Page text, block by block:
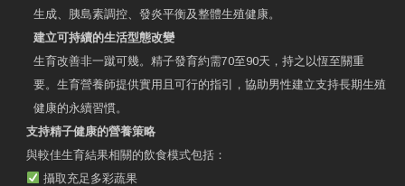
生成、胰島素調控、發炎平衡及整體生殖健康。
建立可持續的生活型態改變
生育改善非一蹴可幾。精子發育約需70至90天，持之以恆至關重
要。生育營養師提供實用且可行的指引，協助男性建立支持長期生殖
健康的永續習慣。
支持精子健康的營養策略
與較佳生育結果相關的飲食模式包括：
攝取充足多彩蔬果